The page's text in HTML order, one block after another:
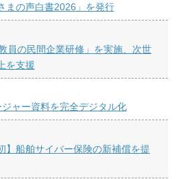
まの声白書2026」を発行
員の民間企業研修」を実施、次世
を支援
ャー資料を完全デジタル化
】船舶サイバー保険の新補償を提